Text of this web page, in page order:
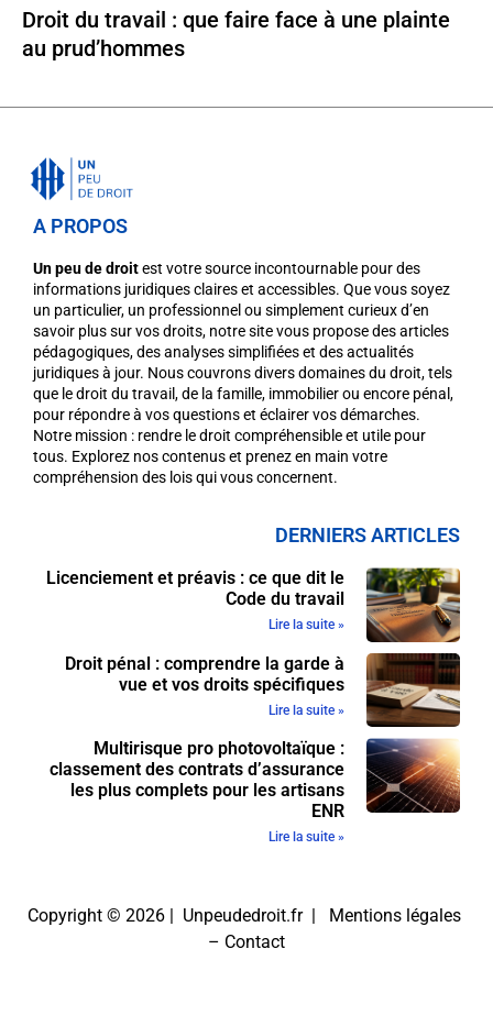
Droit du travail : que faire face à une plainte
au prud’hommes
A PROPOS
Un peu de droitest votre source incontournable pour des
informations juridiques claires et accessibles. Que vous soyez
un particulier, un professionnel ou simplement curieux d’en
savoir plus sur vos droits, notre site vous propose des articles
pédagogiques, des analyses simplifiées et des actualités
juridiques à jour. Nous couvrons divers domaines du droit, tels
que le droit du travail, de la famille, immobilier ou encore pénal,
pour répondre à vos questions et éclairer vos démarches.
Notre mission : rendre le droit compréhensible et utile pour
tous. Explorez nos contenus et prenez en main votre
compréhension des lois qui vous concernent.
DERNIERS ARTICLES
Licenciement et préavis : ce que dit le
Code du travail
Lire la suite »
Droit pénal : comprendre la garde à
vue et vos droits spécifiques
Lire la suite »
Multirisque pro photovoltaïque :
classement des contrats d’assurance
les plus complets pour les artisans
ENR
Lire la suite »
Copyright © 2026 | Unpeudedroit.fr | Mentions légales
– Contact